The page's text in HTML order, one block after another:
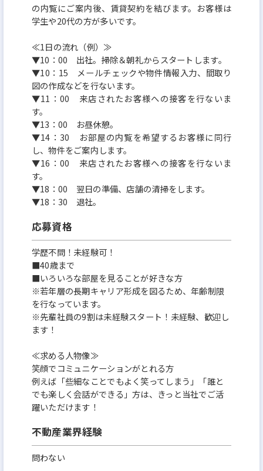
の内覧にご案内後、賃貸契約を結びます。お客様は
学生や20代の方が多いです。
≪1日の流れ（例）≫
▼10：00 出社。掃除＆朝礼からスタートします。
▼10：15 メールチェックや物件情報入力、間取り
図の作成などを行ないます。
▼11：00 来店されたお客様への接客を行ないま
す。
▼13：00 お昼休憩。
▼14：30 お部屋の内覧を希望するお客様に同行
し、物件をご案内します。
▼16：00 来店されたお客様への接客を行ないま
す。
▼18：00 翌日の準備、店舗の清掃をします。
▼18：30 退社。
応募資格
学歴不問！未経験可！
■40歳まで
■いろいろな部屋を見ることが好きな方
※若年層の長期キャリア形成を図るため、年齢制限
を行なっています。
※先輩社員の9割は未経験スタート！未経験、歓迎し
ます！
≪求める人物像≫
笑顔でコミュニケーションがとれる方
例えば「些細なことでもよく笑ってしまう」「誰と
でも楽しく会話ができる」方は、きっと当社でご活
躍いただけます！
不動産業界経験
問わない